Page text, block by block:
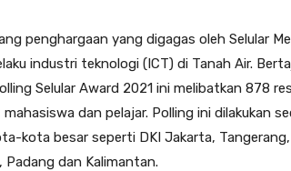
penghargaan yang digagas oleh Selular
industri teknologi (ICT) di Tanah Air.
Selular Award 2021 ini melibatkan 878
dan pelajar. Polling ini dilakukan
kota besar seperti DKI Jakarta,
dan Kalimantan.